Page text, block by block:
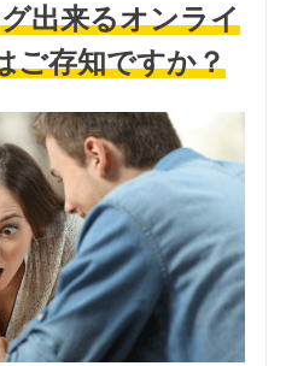
出来るオンライ
ご存知ですか？